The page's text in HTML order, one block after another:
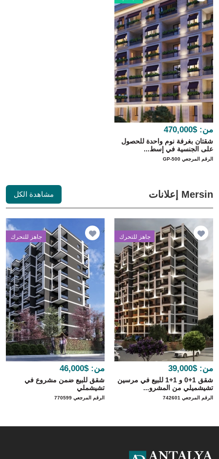
من: $470,000
شقتان بغرفة نوم واحدة للحصول
على الجنسية في إسط...
الرقم المرجعي GP-500
Mersin إعلانات مشاهدة الكل
جاهز للتحرك
من: $39,000
شقق 1+0 و 1+1 للبيع في مرسين
تشيشميلي من المشرو...
الرقم المرجعي 742601
جاهز للتحرك
من: $46,000
شقق للبيع ضمن مشروع في
تشيشملي
الرقم المرجعي 770599